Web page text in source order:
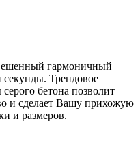
гармоничный
секунды. Трендовое
бетона позволит
и сделает Вашу прихожую
и размеров.